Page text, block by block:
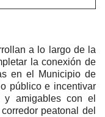
a lo largo de la
la conexión de
en el Municipio de
público e incentivar
amigables con el
peatonal del